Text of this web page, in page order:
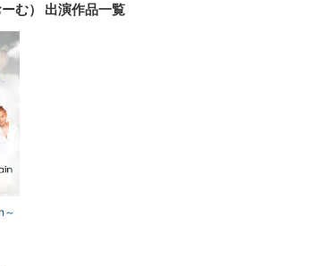
む） 出演作品一覧
～